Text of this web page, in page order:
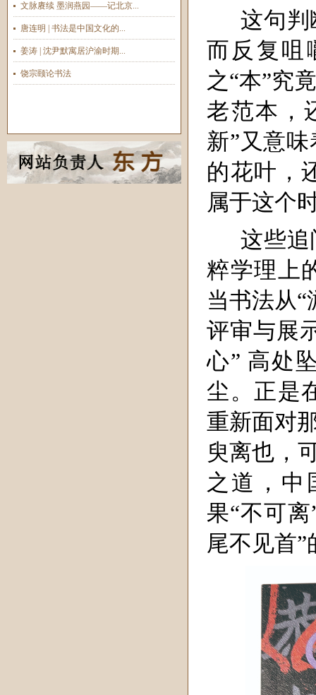
文脉赓续 墨润燕园——记北京...
唐连明 | 书法是中国文化的...
姜涛 | 沈尹默寓居沪渝时期...
饶宗颐论书法
这句判
而反复咀
之“本”究
老范本，
新”又意
的花叶，
属于这个
这些追
粹学理上
当书法从
评审与展
心” 高处
尘。正是
重新面对
臾离也，
之道，中
果“不可
尾不见首